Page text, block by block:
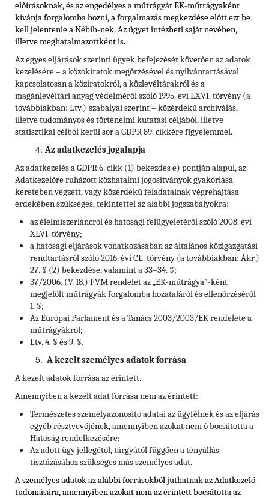
előírásoknak, és az engedélyes a műtrágyát EK-műtrágyaként
kívánja forgalomba hozni, a forgalmazás megkezdése előtt ezt be
kell jelentenie a Nébih-nek. Az ügyet intézheti saját nevében,
illetve meghatalmazottként is.
Az egyes eljárások szerinti ügyek befejezését követően az adatok
kezelésére – a közokiratok megőrzésével és nyilvántartásával
kapcsolatosan a köziratokról, a közlevéltárakról és a
magánlevéltári anyag védelméről szóló 1995. évi LXVI. törvény (a
továbbiakban: Ltv.) szabályai szerint – közérdekű archiválás,
illetve tudományos és történelmi kutatási céljából, illetve
statisztikai célból kerül sor a GDPR 89. cikkére figyelemmel.
Az adatkezelés jogalapja
Az adatkezelés a GDPR 6. cikk (1) bekezdés e) pontján alapul, az
Adatkezelőre ruházott közhatalmi jogosítványok gyakorlása
keretében végzett, vagy közérdekű feladatainak végrehajtása
érdekében szükséges, tekintettel az alábbi jogszabályokra:
az élelmiszerláncról és hatósági felügyeletéről szóló 2008. évi
XLVI. törvény;
a hatósági eljárások vonatkozásában az általános közigazgatási
rendtartásról szóló 2016. évi CL. törvény (a továbbiakban: Ákr.)
27. § (2) bekezdése, valamint a 33–34. §;
37/2006. (V. 18.) FVM rendelet az „EK-műtrágya”-ként
megjelölt műtrágyák forgalomba hozataláról és ellenőrzéséről
1. §;
Az Európai Parlament és a Tanács 2003/2003/EK rendelete a
műtrágyákról;
Ltv. 4. § és 9. §.
A kezelt személyes adatok forrása
A kezelt adatok forrása az érintett.
Amennyiben a kezelt adat forrása nem az érintett:
Természetes személyazonosító adatai az ügyfélnek és az eljárás
egyéb résztvevőjének, amennyiben azokat nem ő bocsátotta a
Hatóság rendelkezésére;
Az adott ügy jellegétől, tárgyától függően a tényállás
tisztázásához szükséges más személyes adat.
A személyes adatok az alábbi forrásokból juthatnak az Adatkezelő
tudomására, amennyiben azokat nem az érintett bocsátotta az